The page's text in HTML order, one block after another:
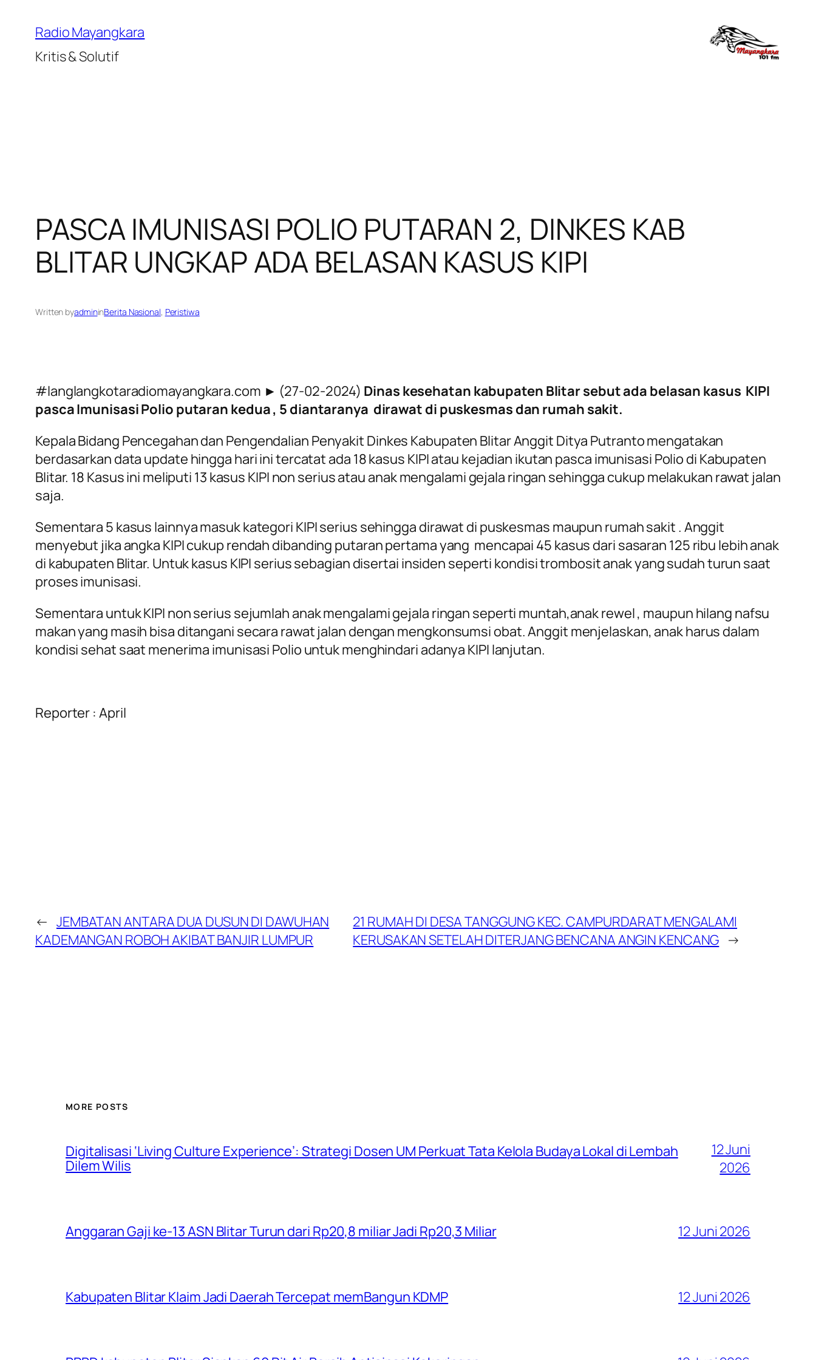
konten
Radio Mayangkara
Kritis & Solutif
PASCA IMUNISASI POLIO PUTARAN 2, DINKES KAB
BLITAR UNGKAP ADA BELASAN KASUS KIPI
Written byadmininBerita Nasional, Peristiwa
#langlangkotaradiomayangkara.com ► (27-02-2024) Dinas kesehatan kabupaten Blitar sebut ada belasan kasus KIPI
pasca Imunisasi Polio putaran kedua , 5 diantaranya dirawat di puskesmas dan rumah sakit.
Kepala Bidang Pencegahan dan Pengendalian Penyakit Dinkes Kabupaten Blitar Anggit Ditya Putranto mengatakan
berdasarkan data update hingga hari ini tercatat ada 18 kasus KIPI atau kejadian ikutan pasca imunisasi Polio di Kabupaten
Blitar. 18 Kasus ini meliputi 13 kasus KIPI non serius atau anak mengalami gejala ringan sehingga cukup melakukan rawat jalan
saja.
Sementara 5 kasus lainnya masuk kategori KIPI serius sehingga dirawat di puskesmas maupun rumah sakit . Anggit
menyebut jika angka KIPI cukup rendah dibanding putaran pertama yang mencapai 45 kasus dari sasaran 125 ribu lebih anak
di kabupaten Blitar. Untuk kasus KIPI serius sebagian disertai insiden seperti kondisi trombosit anak yang sudah turun saat
proses imunisasi.
Sementara untuk KIPI non serius sejumlah anak mengalami gejala ringan seperti muntah,anak rewel , maupun hilang nafsu
makan yang masih bisa ditangani secara rawat jalan dengan mengkonsumsi obat. Anggit menjelaskan, anak harus dalam
kondisi sehat saat menerima imunisasi Polio untuk menghindari adanya KIPI lanjutan.
Reporter : April
← JEMBATAN ANTARA DUA DUSUN DI DAWUHAN
KADEMANGAN ROBOH AKIBAT BANJIR LUMPUR
21 RUMAH DI DESA TANGGUNG KEC. CAMPURDARAT MENGALAMI
KERUSAKAN SETELAH DITERJANG BENCANA ANGIN KENCANG →
MORE POSTS
Digitalisasi ‘Living Culture Experience’: Strategi Dosen UM Perkuat Tata Kelola Budaya Lokal di Lembah
Dilem Wilis
12 Juni
2026
Anggaran Gaji ke-13 ASN Blitar Turun dari Rp20,8 miliar Jadi Rp20,3 Miliar 12 Juni 2026
Kabupaten Blitar Klaim Jadi Daerah Tercepat memBangun KDMP 12 Juni 2026